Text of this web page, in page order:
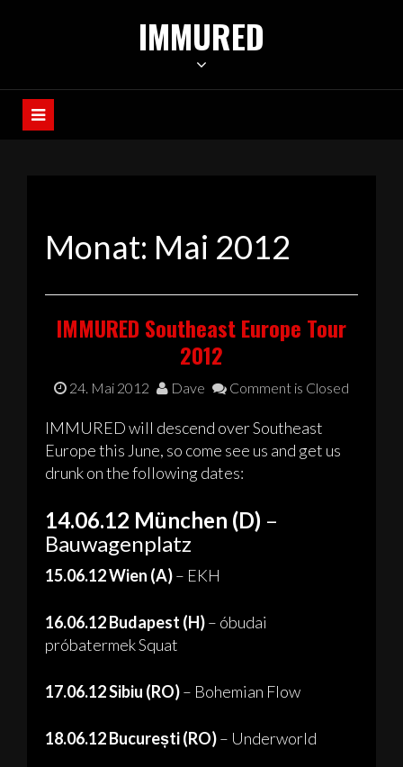
IMMURED
Monat: Mai 2012
IMMURED Southeast Europe Tour
2012
24. Mai 2012 Dave Comment is Closed
IMMURED will descend over Southeast
Europe this June, so come see us and get us
drunk on the following dates:
14.06.12 München (D) –
Bauwagenplatz
15.06.12 Wien (A)– EKH
16.06.12 Budapest (H)– óbudai
próbatermek Squat
17.06.12 Sibiu (RO)– Bohemian Flow
18.06.12 București (RO)– Underworld